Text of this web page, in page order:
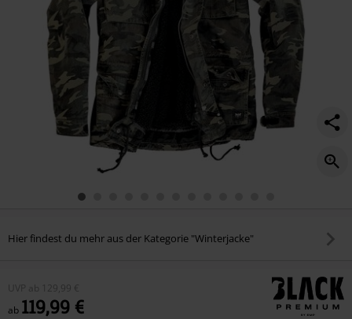
Hier findest du mehr aus der Kategorie "Winterjacke"
UVP ab
129,99 €
ab 119,99 €